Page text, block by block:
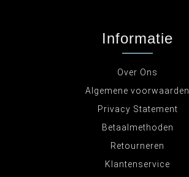
Informatie
Over Ons
Algemene voorwaarden
Privacy Statement
Betaalmethoden
Retourneren
Klantenservice